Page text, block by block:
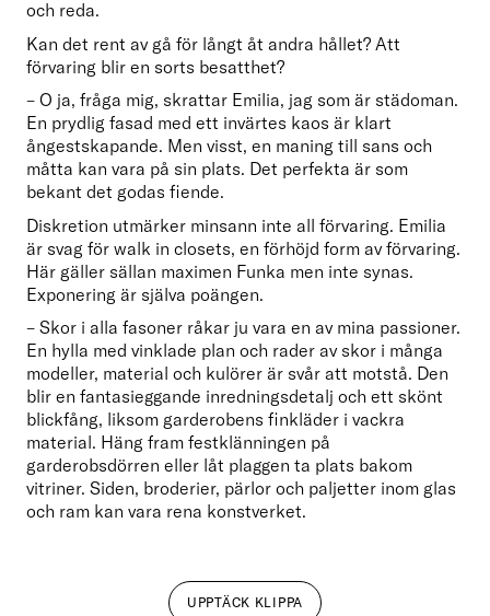
Kan det rent av gå för långt åt andra hållet? Att
– O ja, fråga mig, skrattar Emilia, jag som är städoman.
En prydlig fasad med ett invärtes kaos är klart
ångestskapande. Men visst, en maning till sans och
måtta kan vara på sin plats. Det perfekta är som
Diskretion utmärker minsann inte all förvaring. Emilia
är svag för walk in closets, en förhöjd form av förvaring.
Här gäller sällan maximen Funka men inte synas.
– Skor i alla fasoner råkar ju vara en av mina passioner.
En hylla med vinklade plan och rader av skor i många
modeller, material och kulörer är svår att motstå. Den
blir en fantasieggande inredningsdetalj och ett skönt
blickfång, liksom garderobens finkläder i vackra
material. Häng fram festklänningen på
garderobsdörren eller låt plaggen ta plats bakom
vitriner. Siden, broderier, pärlor och paljetter inom glas
och ram kan vara rena konstverket.
UPPTÄCK KLIPPA